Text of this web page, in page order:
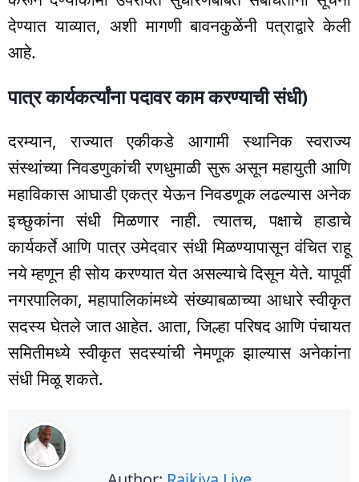
देण्यात याव्यात, अशी मागणी बावनकुळेंनी पत्राद्वारे केली
आहे.
पात्र कार्यकर्त्यांना पदावर काम करण्याची संधी)
दरम्यान, राज्यात एकीकडे आगामी स्थानिक स्वराज्य
संस्थांच्या निवडणुकांची रणधुमाळी सुरू असून महायुती आणि
महाविकास आघाडी एकत्र येऊन निवडणूक लढल्यास अनेक
इच्छुकांना संधी मिळणार नाही. त्यातच, पक्षाचे हाडाचे
कार्यकर्ते आणि पात्र उमेदवार संधी मिळण्यापासून वंचित राहू
नये म्हणून ही सोय करण्यात येत असल्याचे दिसून येते. यापूर्वी
नगरपालिका, महापालिकांमध्ये संख्याबळाच्या आधारे स्वीकृत
सदस्य घेतले जात आहेत. आता, जिल्हा परिषद आणि पंचायत
समितीमध्ये स्वीकृत सदस्यांची नेमणूक झाल्यास अनेकांना
संधी मिळू शकते.